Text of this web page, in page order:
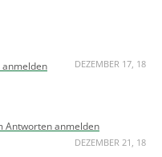
DEZEMBER 17, 18
Antworten anmelden
DEZEMBER 21, 18